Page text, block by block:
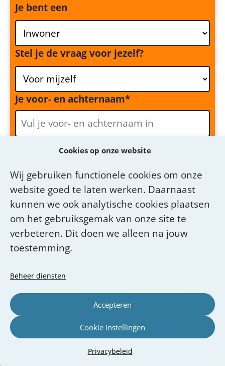
Cookies op onze website
Wij gebruiken functionele cookies om onze
website goed te laten werken. Daarnaast
kunnen we ook analytische cookies plaatsen
om het gebruiksgemak van onze site te
verbeteren. Dit doen we alleen na jouw
toestemming.
Beheer diensten
Accepteren
Cookie instellingen
Privacybeleid
Uitleg woorden
Je bent een
Stel je de vraag voor jezelf?
Je voor- en achternaam*
Telefoon
Kunnen we je beter in de ochtend of in
de middag bellen?
Selecteer je gemeente
Schrijf hier je vraag of bericht*